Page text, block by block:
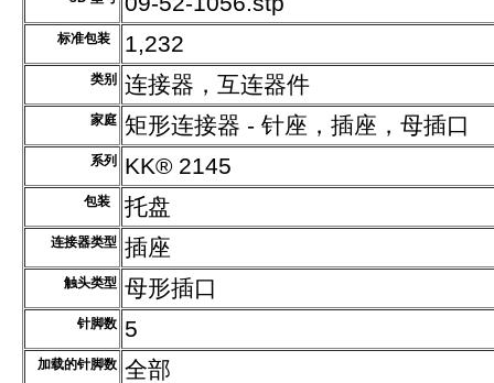
标准包装 1,232
类别 连接器，互连器件
家庭 矩形连接器 - 针座，插座，母插口
系列 KK® 2145
包装 托盘
连接器类型 插座
触头类型 母形插口
针脚数 5
加载的针脚数 全部